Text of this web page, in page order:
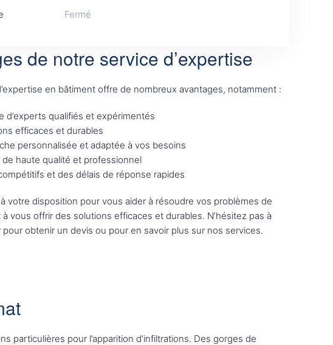
Fermé
de notre service d’expertise
en bâtiment offre de nombreux avantages, notamment :
d’experts qualifiés et expérimentés
efficaces et durables
personnalisée et adaptée à vos besoins
de haute qualité et professionnel
et des délais de réponse rapides
votre disposition pour vous aider à résoudre vos problèmes de
vous offrir des solutions efficaces et durables. N’hésitez pas à
obtenir un devis ou pour en savoir plus sur nos services.
pour l’apparition d’infiltrations. Des gorges de